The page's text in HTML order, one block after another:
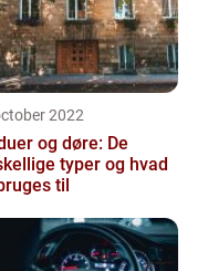
2022
og døre: De
typer og hvad
til